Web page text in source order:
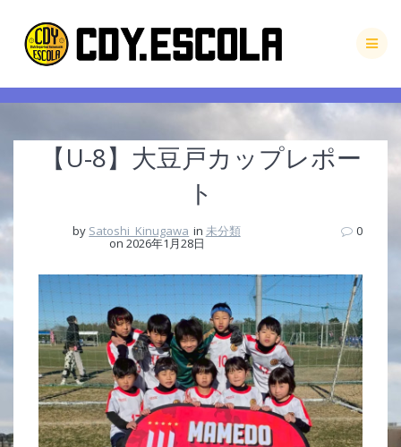
to
content
【U-8】大豆戸カップレポー
ト
by Satoshi_Kinugawa in 未分類
on 2026年1月28日
0